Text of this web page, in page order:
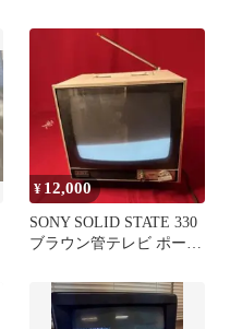
TOSHIBA
¥ 12,000
SONY SOLID STATE 330
ブラウン管テレビ ポータ